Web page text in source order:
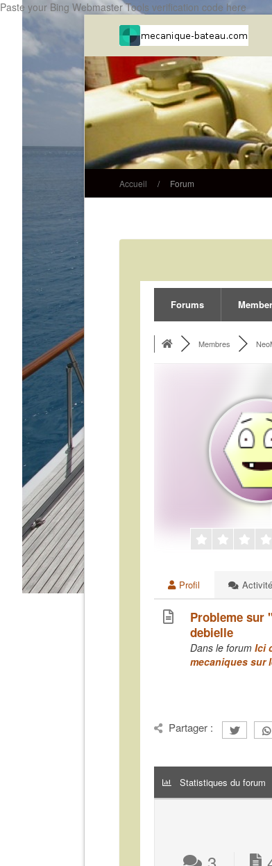
Paste your Bing Webmaster Tools verification code here
Accueil / Forum
Forums
Membres
Profil Activité
Probleme sur
debielle
Dans le forum Ici
mecaniques sur
Partager :
Statistiques du forum